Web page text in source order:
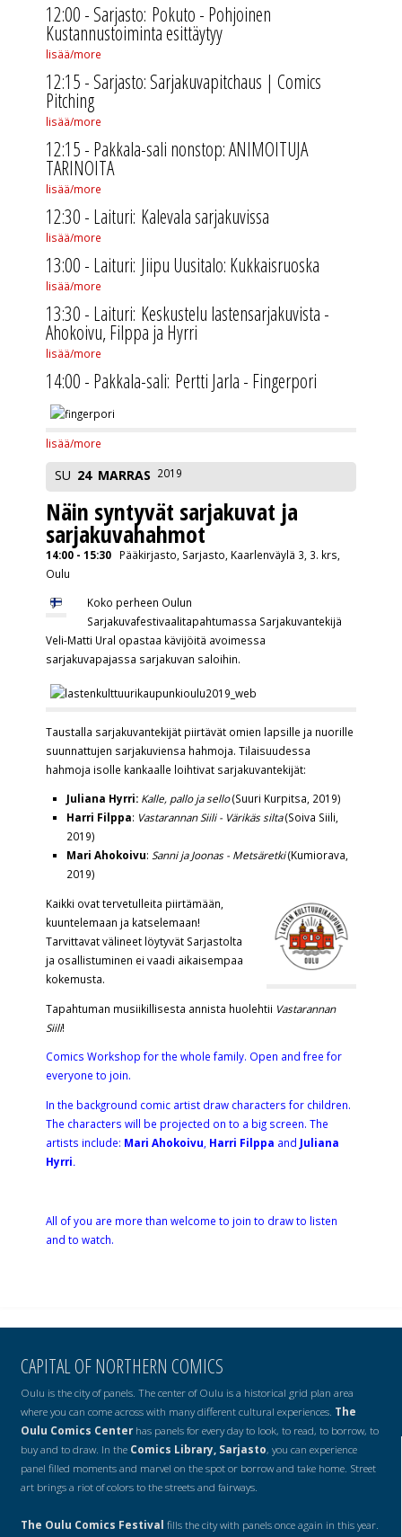
12:00 - Sarjasto: Pokuto - Pohjoinen
Kustannustoiminta esittäytyy
lisää/more
12:15 - Sarjasto: Sarjakuvapitchaus | Comics
Pitching
lisää/more
12:15 - Pakkala-sali nonstop: ANIMOITUJA
TARINOITA
lisää/more
12:30 - Laituri: Kalevala sarjakuvissa
lisää/more
13:00 - Laituri: Jiipu Uusitalo: Kukkaisruoska
lisää/more
13:30 - Laituri: Keskustelu lastensarjakuvista -
Ahokoivu, Filppa ja Hyrri
lisää/more
14:00 - Pakkala-sali: Pertti Jarla - Fingerpori
lisää/more
SU 24 MARRAS 2019
Näin syntyvät sarjakuvat ja
sarjakuvahahmot
14:00 - 15:30
Pääkirjasto, Sarjasto, Kaarlenväylä 3, 3. krs,
Oulu
Koko perheen Oulun
Sarjakuvafestivaalitapahtumassa Sarjakuvantekijä
Veli-Matti Ural opastaa kävijöitä avoimessa
sarjakuvapajassa sarjakuvan saloihin.
Taustalla sarjakuvantekijät piirtävät omien lapsille ja nuorille
suunnattujen sarjakuviensa hahmoja. Tilaisuudessa
hahmoja isolle kankaalle loihtivat sarjakuvantekijät:
Juliana Hyrri: Kalle, pallo ja sello(Suuri Kurpitsa, 2019)
Harri Filppa: Vastarannan Siili - Värikäs silta(Soiva Siili,
2019)
Mari Ahokoivu:Sanni ja Joonas - Metsäretki(Kumiorava,
2019)
Kaikki ovat tervetulleita piirtämään,
kuuntelemaan ja katselemaan!
Tarvittavat välineet löytyvät Sarjastolta
ja osallistuminen ei vaadi aikaisempaa
kokemusta.
Tapahtuman musiikillisesta annista huolehtii Vastarannan
Siili!
Comics Workshop for the whole family. Open and free for
everyone to join.
In the background comic artist draw characters for children.
The characters will be projected on to a big screen. The
artists include: Mari Ahokoivu Harri Filppa and Juliana
Hyrri.
All of you are more than welcome to join to draw to listen
and to watch.
CAPITAL OF NORTHERN COMICS
Oulu is the city of panels. The center of Oulu is a historical grid plan area
where you can come across with many different cultural experiences. The
Oulu Comics Centerhas panels for every day to look, to read, to borrow, to
buy and to draw. In the Comics Library, Sarjasto, you can experience
panel filled moments and marvel on the spot or borrow and take home. Street
art brings a riot of colors to the streets and fairways.
The Oulu Comics Festival fills the city with panels once again in this year.